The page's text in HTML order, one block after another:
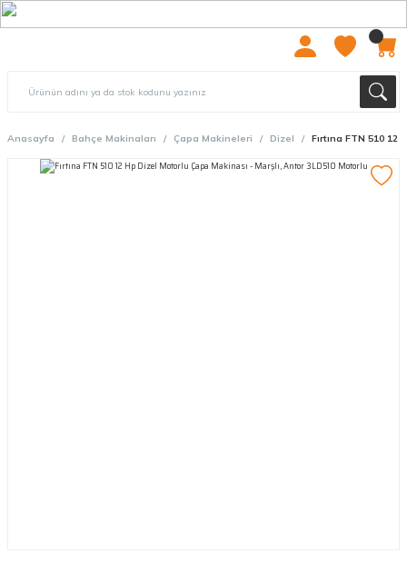
Anasayfa Bahçe Makinaları Çapa Makineleri Dizel Fırtına FTN 510